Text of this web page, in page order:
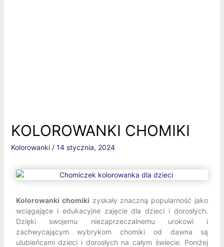
KOLOROWANKI CHOMIKI
Kolorowanki/ 14 stycznia, 2024
Kolorowanki chomiki zyskały znaczną popularność jako
wciągające i edukacyjne zajęcie dla dzieci i dorosłych.
Dzięki swojemu niezaprzeczalnemu urokowi i
zachwycającym wybrykom chomiki od dawna są
ulubieńcami dzieci i dorosłych na całym świecie. Poniżej